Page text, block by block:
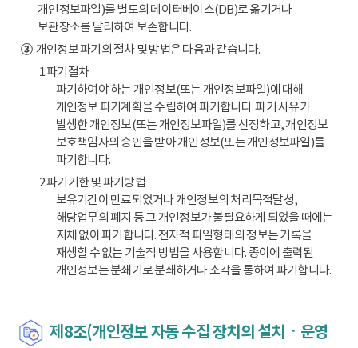
개인정보파일)를 별도의 데이터베이스(DB)로 옮기거나
보관장소를 달리하여 보존합니다.
③개인정보 파기의 절차 및 방법은 다음과 같습니다.
1.파기절차
파기하여야 하는 개인정보(또는 개인정보파일)에 대해
개인정보 파기계획을 수립하여 파기합니다. 파기 사유가
발생한 개인정보(또는 개인정보파일)를 선정하고, 개인정보
보호책임자의 승인을 받아 개인정보(또는 개인정보파일)를
파기합니다.
2.파기기한 및 파기방법
보유기간이 만료되었거나 개인정보의 처리목적달성,
해당업무의 폐지 등 그 개인정보가 불필요하게 되었을 때에는
지체 없이 파기합니다. 전자적 파일형태의 정보는 기록을
재생할 수 없는 기술적 방법을 사용합니다. 종이에 출력된
개인정보는 분쇄기로 분쇄하거나 소각을 통하여 파기합니다.
제8조(개인정보 자동 수집 장치의 설치ㆍ운영